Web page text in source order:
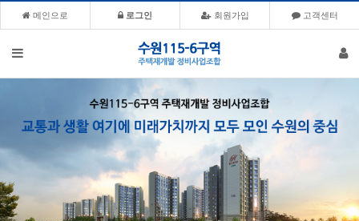
메인으로 로그인 회원가입 고객센터